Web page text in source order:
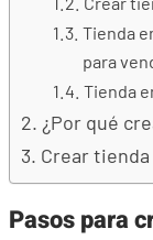
Tienda
para
Tienda
¿Por qué
Crear
Pasos para